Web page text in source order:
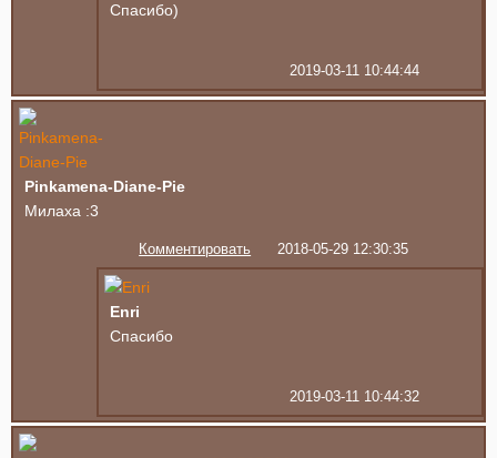
Спасибо)
2019-03-11 10:44:44
Pinkamena-Diane-Pie
Милаха :3
Комментировать 2018-05-29 12:30:35
Enri
Спасибо
2019-03-11 10:44:32